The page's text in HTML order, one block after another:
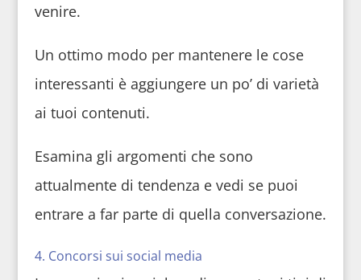
venire.
Un ottimo modo per mantenere le cose
interessanti è aggiungere un po’ di varietà
ai tuoi contenuti.
Esamina gli argomenti che sono
attualmente di tendenza e vedi se puoi
entrare a far parte di quella conversazione.
4. Concorsi sui social media